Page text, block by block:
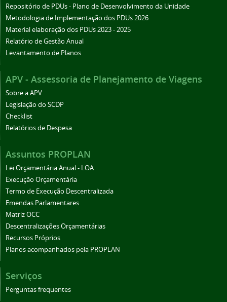
Repositório de PDUs - Plano de Desenvolvimento da Unidade
Metodologia de Implementação dos PDUs 2026
Material elaboração dos PDUs 2023 - 2025
Relatório de Gestão Anual
Levantamento de Planos
APV - Assessoria de Planejamento de Viagens
Sobre a APV
Legislação do SCDP
Checklist
Relatórios de Despesa
Assuntos PROPLAN
Lei Orçamentária Anual - LOA
Execução Orçamentária
Termo de Execução Descentralizada
Emendas Parlamentares
Matriz OCC
Descentralizações Orçamentárias
Recursos Próprios
Planos acompanhados pela PROPLAN
Serviços
Perguntas frequentes